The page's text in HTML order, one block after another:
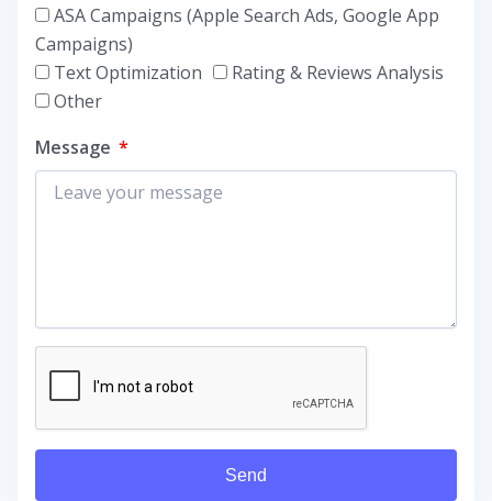
ASA Campaigns (Apple Search Ads, Google App
Campaigns)
Text Optimization
Rating & Reviews Analysis
Other
Message
Send